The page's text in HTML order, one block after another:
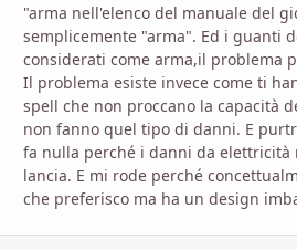
"arma nell'elenco del manuale del
semplicemente "arma". Ed i guanti
considerati come arma,il problema
Il problema esiste invece come ti
spell che non proccano la capacità
non fanno quel tipo di danni. E
fa nulla perché i danni da elettricità
lancia. E mi rode perché
che preferisco ma ha un design